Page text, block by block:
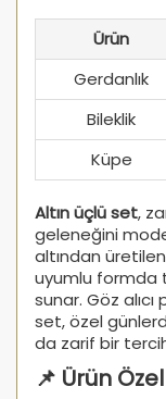
Ürün
Gerdanlık
Bileklik
Küpe
Altın üçlü set,
geleneğini
altından
uyumlu formda
sunar. Göz alıcı
set, özel
da zarif bir
📌 Ürün